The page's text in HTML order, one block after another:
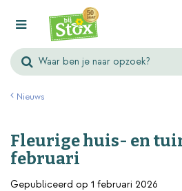
Nieuws
Fleurige huis- en
februari
Gepubliceerd op 1 februari 2026